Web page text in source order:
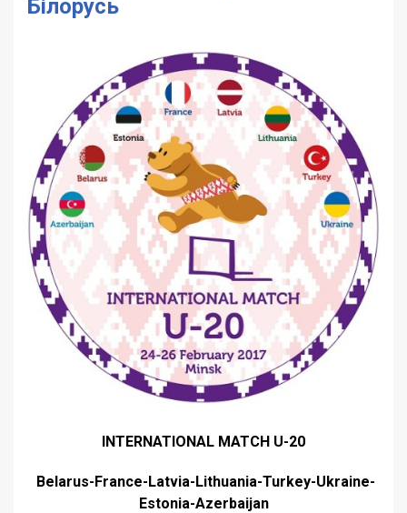
Білорусь
INTERNATIONAL MATCH U-20
Belarus-France-Latvia-Lithuania-Turkey-Ukraine-
Estonia-Azerbaijan